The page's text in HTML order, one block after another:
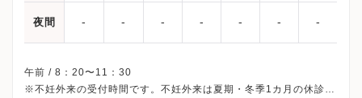
夜間 - - - - - - -
午前 / 8：20〜11：30
※不妊外来の受付時間です。不妊外来は夏期・冬季1カ月の休診が